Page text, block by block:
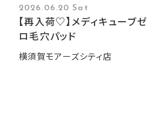
2026.06.20 Sat
【再入荷♡】メディキューブゼ
ロ毛穴パッド
横須賀モアーズシティ店